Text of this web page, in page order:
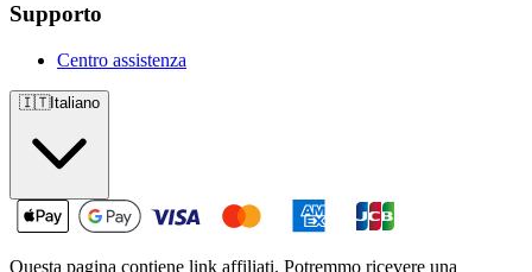
Supporto
Centro assistenza
🇮🇹Italiano
Questa pagina contiene link affiliati. Potremmo ricevere una